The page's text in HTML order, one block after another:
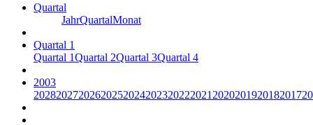
Quartal
JahrQuartalMonat
Quartal 1
Quartal 1Quartal 2Quartal 3Quartal 4
2003
20282027202620252024202320222021 2020201920182017